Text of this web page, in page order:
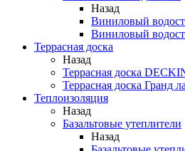
Назад
Виниловый
Виниловый
Террасная доска
Назад
Террасная доска
Террасная доска Гранд
Теплоизоляция
Назад
Базальтовые утеплители
Назад